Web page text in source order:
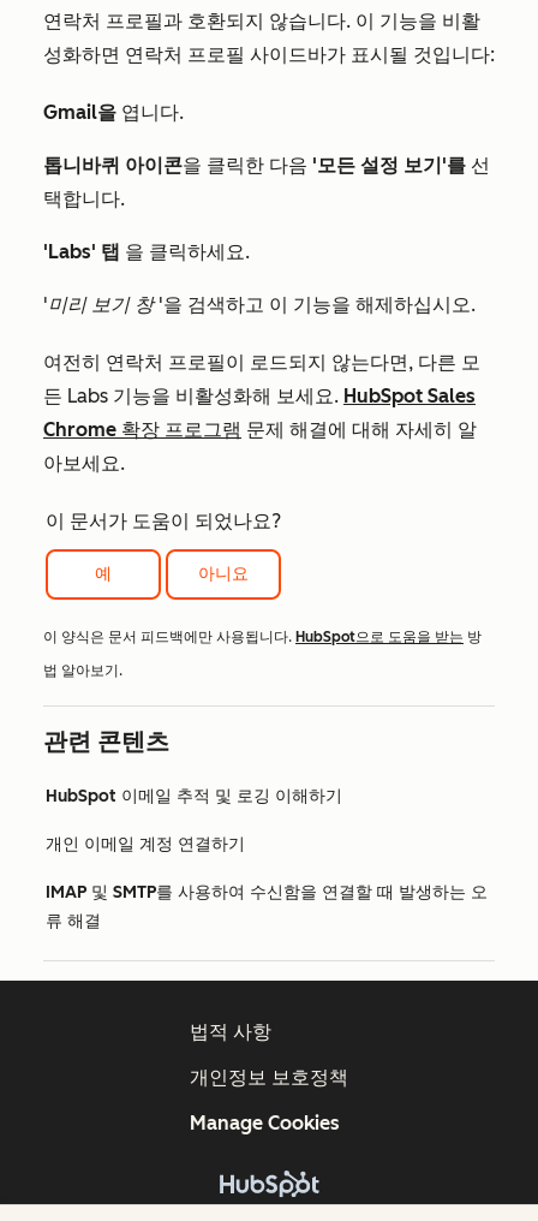
연락처 프로필과 호환되지 않습니다. 이 기능을 비활
성화하면 연락처 프로필 사이드바가 표시될 것입니다:
Gmail을 엽니다.
톱니바퀴 아이콘을 클릭한 다음 '모든 설정 보기'를 선
택합니다.
'Labs' 탭 을 클릭하세요.
'미리 보기 창'을 검색하고 이 기능을 해제하십시오.
여전히 연락처 프로필이 로드되지 않는다면, 다른 모
든 Labs 기능을 비활성화해 보세요. HubSpot Sales
Chrome 확장 프로그램 문제 해결에 대해 자세히 알
아보세요.
이 문서가 도움이 되었나요?
예 아니요
이 양식은 문서 피드백에만 사용됩니다. HubSpot으로 도움을 받는 방
법 알아보기.
관련 콘텐츠
HubSpot 이메일 추적 및 로깅 이해하기
개인 이메일 계정 연결하기
IMAP 및 SMTP를 사용하여 수신함을 연결할 때 발생하는 오
류 해결
법적 사항
개인정보 보호정책
Manage Cookies